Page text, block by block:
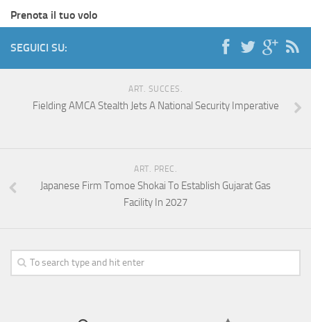
Prenota il tuo volo
SEGUICI SU:
ART. SUCCES.
Fielding AMCA Stealth Jets A National Security Imperative
ART. PREC.
Japanese Firm Tomoe Shokai To Establish Gujarat Gas
Facility In 2027